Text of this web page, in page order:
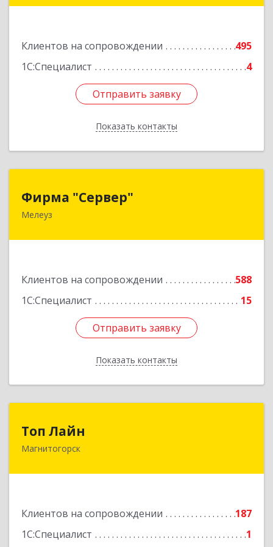
Клиентов на сопровождении
495
1С:Специалист
4
Отправить заявку
Показать контакты
Подробнее
Отправить заявку
Назад
Фирма "Сервер"
Мелеуз
Клиентов на сопровождении
588
1С:Специалист
15
Отправить заявку
Показать контакты
453852, Башкортостан Респ, Мелеузовский р-н,
Отправить заявку
Назад
Топ Лайн
Магнитогорск
Клиентов на сопровождении
187
1С:Специалист
1
454000, Челябинская обл, Магнитогорск г,